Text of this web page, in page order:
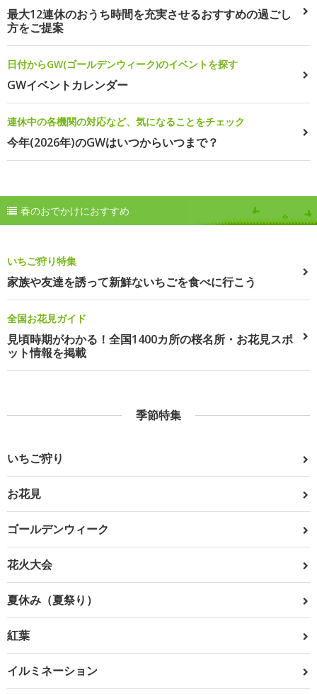
最大12連休のおうち時間を充実させるおすすめの過ごし
方をご提案
日付からGW(ゴールデンウィーク)のイベントを探す
GWイベントカレンダー
連休中の各機関の対応など、気になることをチェック
今年(2026年)のGWはいつからいつまで？
春のおでかけにおすすめ
いちご狩り特集
家族や友達を誘って新鮮ないちごを食べに行こう
全国お花見ガイド
見頃時期がわかる！全国1400カ所の桜名所・お花見スポ
ット情報を掲載
季節特集
いちご狩り
お花見
ゴールデンウィーク
花火大会
夏休み（夏祭り）
紅葉
イルミネーション